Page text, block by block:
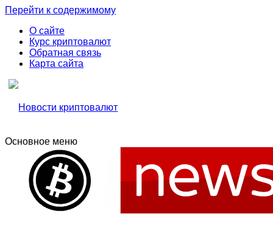
Перейти к содержимому
О сайте
Курс криптовалют
Обратная связь
Карта сайта
Новости криптовалют
Свежие новости криптовалюти, прогнозы, обзоры бирж
Основное меню